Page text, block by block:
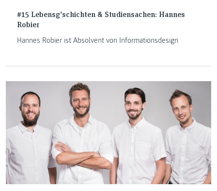
#15 Lebensg’schichten & Studiensachen: Hannes
Robier
Hannes Robier ist Absolvent von Informationsdesign